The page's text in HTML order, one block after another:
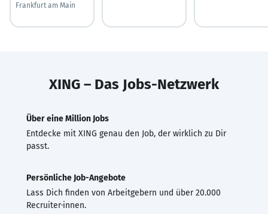
Frankfurt am Main
XING – Das Jobs-Netzwerk
Über eine Million Jobs
Entdecke mit XING genau den Job, der wirklich zu Dir
passt.
Persönliche Job-Angebote
Lass Dich finden von Arbeitgebern und über 20.000
Recruiter·innen.